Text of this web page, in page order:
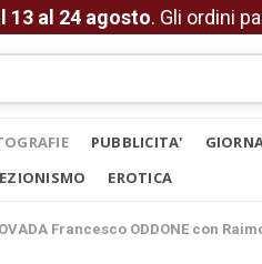
13 al 24 agosto. Gli ordini
PUBBLICITA'
EROTICA
Francesco ODDONE con